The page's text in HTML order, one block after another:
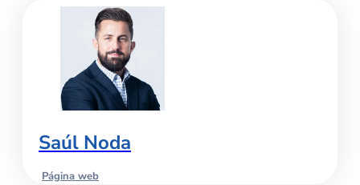
Saúl Noda
Página web